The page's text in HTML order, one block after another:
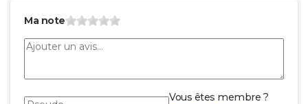
Ma note
Vous êtes membre ?